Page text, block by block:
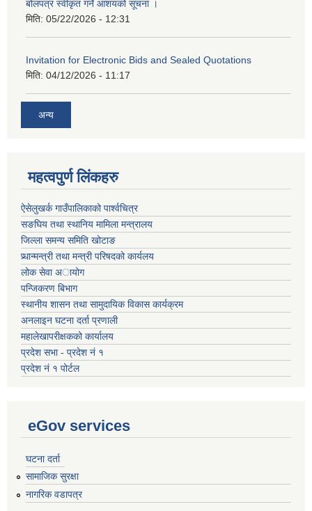
बोलपत्र स्वीकृत गर्ने आशयको सूचना ।
मिति: 05/22/2026 - 12:31
Invitation for Electronic Bids and Sealed Quotations
मिति: 04/12/2026 - 11:17
अन्य
महत्वपुर्ण लिंकहरु
ऐसेलुखर्क गाउँपालिकाको पार्श्वचित्र
सङघिय तथा स्थानिय मामिला मन्त्रालय
जिल्ला समन्य समिति खोटाङ
प्र्धान्मन्त्री तथा मन्त्री परिषदको कार्यलय
लोक सेवा अायोग
पन्जिकरण बिभाग
स्थानीय शासन तथा सामुदायिक विकास कार्यक्रम
अनलाइन घटना दर्ता प्रणाली
महालेखापरीक्षकको कार्यालय
प्रदेश सभा - प्रदेश नं १
प्रदेश नं १ पोर्टल
eGov services
घटना दर्ता
सामाजिक सुरक्षा
नागरिक वडापत्र